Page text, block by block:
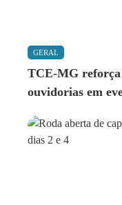
GERAL
TCE-MG reforça
ouvidorias em